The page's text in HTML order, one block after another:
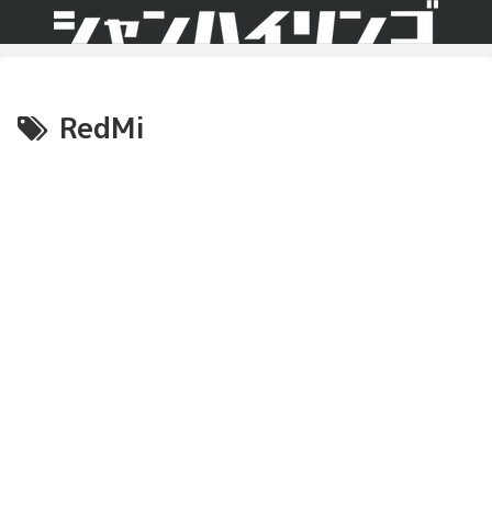
RedMi